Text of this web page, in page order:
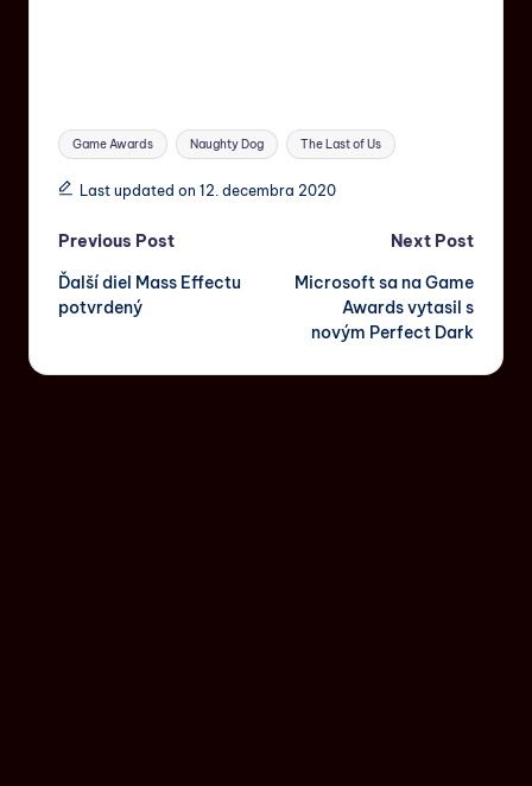
Game Awards Naughty Dog The Last of Us
Last updated on 12. decembra 2020
Previous Post
Ďalší diel Mass Effectu
potvrdený
Next Post
Microsoft sa na Game
Awards vytasil s
novým Perfect Dark